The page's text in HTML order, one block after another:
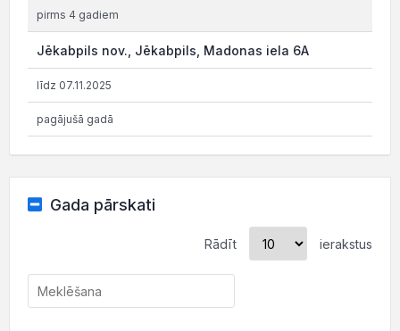
pirms 4 gadiem
Jēkabpils nov., Jēkabpils, Madonas iela 6A
līdz 07.11.2025
pagājušā gadā
Gada pārskati
Rādīt ierakstus